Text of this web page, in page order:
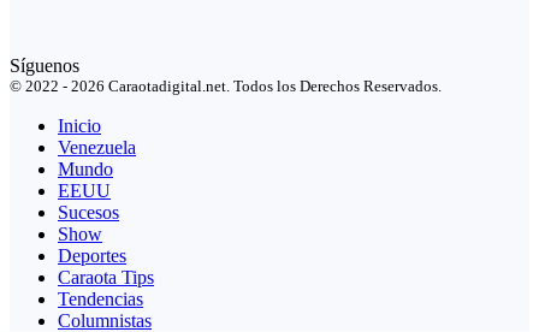
Síguenos
© 2022 - 2026 Caraotadigital.net. Todos los Derechos Reservados.
Inicio
Venezuela
Mundo
EEUU
Sucesos
Show
Deportes
Caraota Tips
Tendencias
Columnistas